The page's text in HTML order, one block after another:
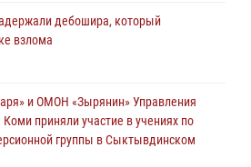
дебошира, который
взлома
и ОМОН «Зырянин» Управления
приняли участие в учениях по
группы в Сыктывдинском